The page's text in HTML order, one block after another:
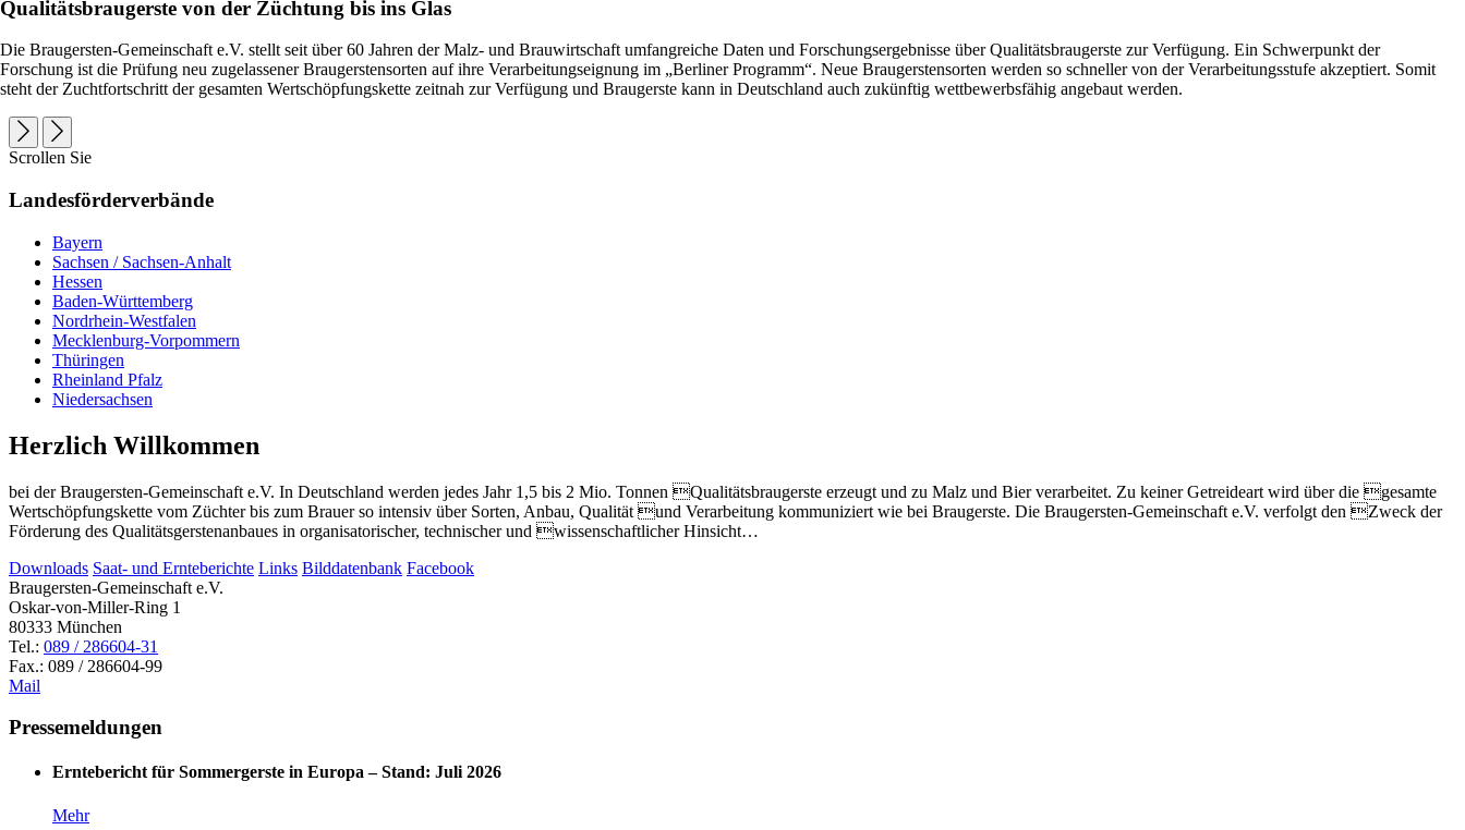
Qualitätsbraugerste von der Züchtung bis ins Glas
Die Braugersten-Gemeinschaft e.V. stellt seit über 60 Jahren der Malz- und Brauwirtschaft umfangreiche Daten und Forschungsergebnisse über Qualitätsbraugerste zur Verfügung. Ein Schwerpunkt der
Forschung ist die Prüfung neu zugelassener Braugerstensorten auf ihre Verarbeitungseignung im „Berliner Programm“. Neue Braugerstensorten werden so schneller von der Verarbeitungsstufe akzeptiert. Somit
steht der Zuchtfortschritt der gesamten Wertschöpfungskette zeitnah zur Verfügung und Braugerste kann in Deutschland auch zukünftig wettbewerbsfähig angebaut werden.
Scrollen Sie
Landesförderverbände
Bayern
Sachsen / Sachsen-Anhalt
Hessen
Baden-Württemberg
Nordrhein-Westfalen
Mecklenburg-Vorpommern
Thüringen
Rheinland Pfalz
Niedersachsen
Herzlich Willkommen
bei der Braugersten-Gemeinschaft e.V. In Deutschland werden jedes Jahr 1,5 bis 2 Mio. Tonnen Qualitätsbraugerste erzeugt und zu Malz und Bier verarbeitet. Zu keiner Getreideart wird über die gesamte
Wertschöpfungskette vom Züchter bis zum Brauer so intensiv über Sorten, Anbau, Qualität und Verarbeitung kommuniziert wie bei Braugerste. Die Braugersten-Gemeinschaft e.V. verfolgt den Zweck der
Förderung des Qualitätsgerstenanbaues in organisatorischer, technischer und wissenschaftlicher Hinsicht…
Downloads Saat- und Ernteberichte Links Bilddatenbank Facebook
Braugersten-Gemeinschaft e.V.
Oskar-von-Miller-Ring 1
80333 München
Tel.: 089 / 286604-31
Fax.: 089 / 286604-99
Mail
Pressemeldungen
Erntebericht für Sommergerste in Europa – Stand: Juli 2026
Mehr